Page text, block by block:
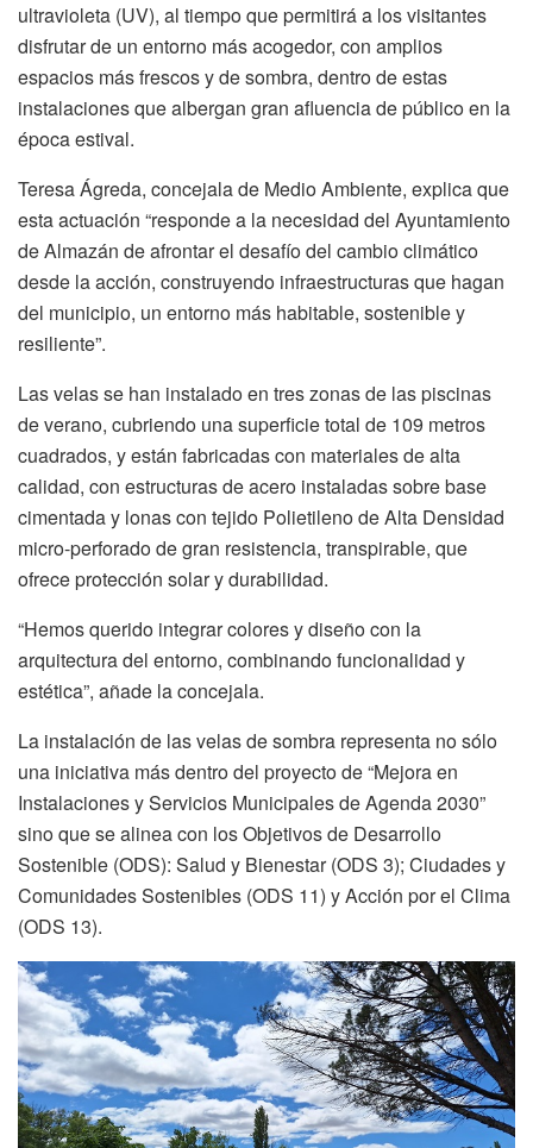
ultravioleta (UV), al tiempo que permitirá a los visitantes
disfrutar de un entorno más acogedor, con amplios
espacios más frescos y de sombra, dentro de estas
instalaciones que albergan gran afluencia de público en la
época estival.
Teresa Ágreda, concejala de Medio Ambiente, explica que
esta actuación “responde a la necesidad del Ayuntamiento
de Almazán de afrontar el desafío del cambio climático
desde la acción, construyendo infraestructuras que hagan
del municipio, un entorno más habitable, sostenible y
resiliente”.
Las velas se han instalado en tres zonas de las piscinas
de verano, cubriendo una superficie total de 109 metros
cuadrados, y están fabricadas con materiales de alta
calidad, con estructuras de acero instaladas sobre base
cimentada y lonas con tejido Polietileno de Alta Densidad
micro-perforado de gran resistencia, transpirable, que
ofrece protección solar y durabilidad.
“Hemos querido integrar colores y diseño con la
arquitectura del entorno, combinando funcionalidad y
estética”, añade la concejala.
La instalación de las velas de sombra representa no sólo
una iniciativa más dentro del proyecto de “Mejora en
Instalaciones y Servicios Municipales de Agenda 2030”
sino que se alinea con los Objetivos de Desarrollo
Sostenible (ODS): Salud y Bienestar (ODS 3); Ciudades y
Comunidades Sostenibles (ODS 11) y Acción por el Clima
(ODS 13).